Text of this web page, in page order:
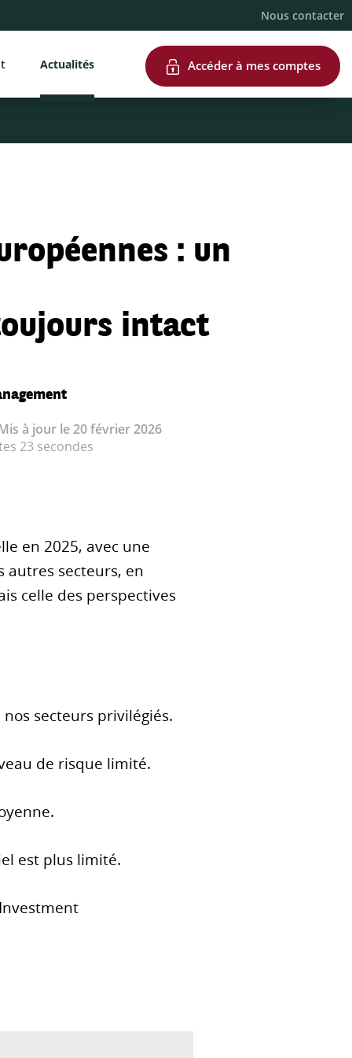
Nous contacter
Actualités Accéder à mes comptes
: un
intact
à jour le 20 février 2026
23 secondes
en 2025, avec une
autres secteurs, en
celle des perspectives
secteurs privilégiés.
de risque limité.
est plus limité.